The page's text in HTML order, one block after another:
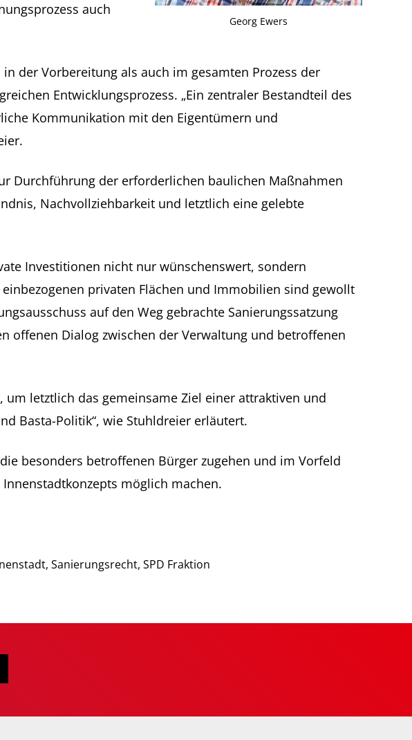
Georg Ewers
auch
der Vorbereitung als auch im gesamten Prozess der
Entwicklungsprozess. „Ein zentraler Bestandteil des
Kommunikation mit den Eigentümern und
Durchführung der erforderlichen baulichen Maßnahmen
Nachvollziehbarkeit und letztlich eine gelebte
Investitionen nicht nur wünschenswert, sondern
privaten Flächen und Immobilien sind gewollt
auf den Weg gebrachte Sanierungssatzung
offenen Dialog zwischen der Verwaltung und betroffenen
letztlich das gemeinsame Ziel einer attraktiven und
Basta-Politik“, wie Stuhldreier erläutert.
besonders betroffenen Bürger zugehen und im Vorfeld
möglich machen.
, Sanierungsrecht, SPD Fraktion